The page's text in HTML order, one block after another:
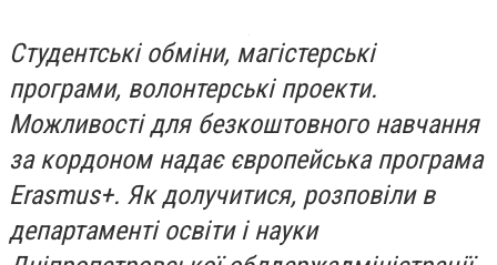
Студентські обміни, магістерські
програми, волонтерські проекти.
Можливості для безкоштовного навчання
за кордоном надає європейська програма
Erasmus+. Як долучитися, розповіли в
департаменті освіти і науки